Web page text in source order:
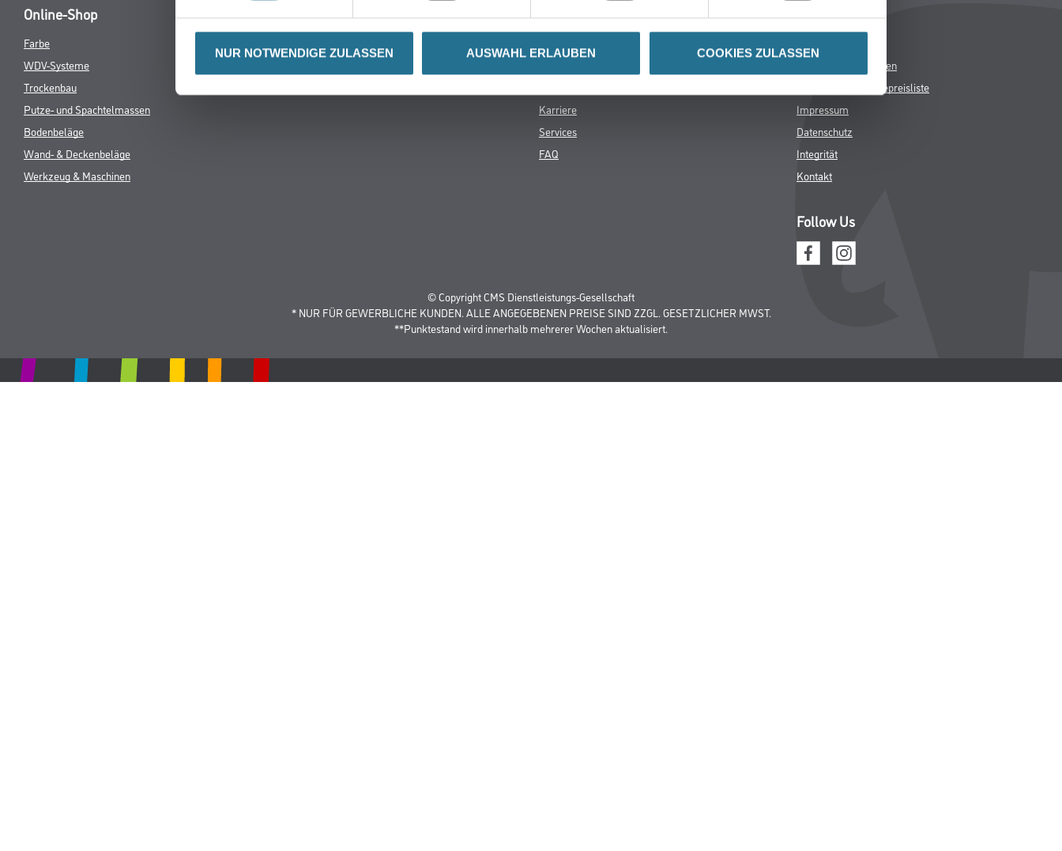
NUR NOTWENDIGE ZULASSEN AUSWAHL ERLAUBEN COOKIES ZULASSEN
Online-Shop
Farbe
WDV-Systeme
Trockenbau
Putze- und Spachtelmassen
Bodenbeläge
Wand- & Deckenbeläge
Werkzeug & Maschinen
Über uns
Karriere
Services
FAQ
Rechtliches
Nutzungsbedingungen
Logistik- und Servicepreisliste
Impressum
Datenschutz
Integrität
Kontakt
Follow Us
© Copyright CMS Dienstleistungs-Gesellschaft
* NUR FÜR GEWERBLICHE KUNDEN. ALLE ANGEGEBENEN PREISE SIND ZZGL. GESETZLICHER MWST.
**Punktestand wird innerhalb mehrerer Wochen aktualisiert.